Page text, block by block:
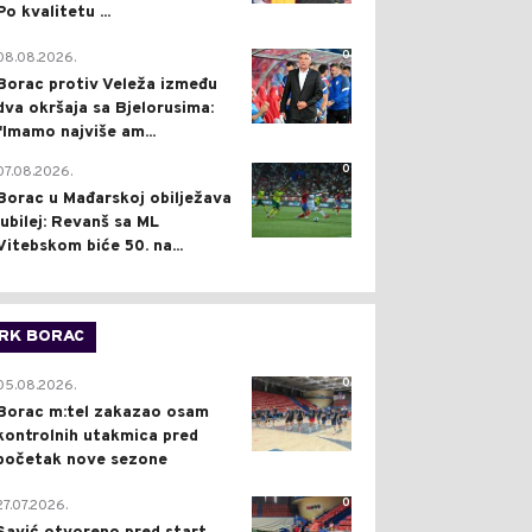
kvalitetu ...
0
protiv Veleža između
okršaja sa Bjelorusima:
najviše am...
0
u Mađarskoj obilježava
Revanš sa ML
biće 50. na...
RK BORAC
0
m:tel zakazao osam
utakmica pred
nove sezone
0